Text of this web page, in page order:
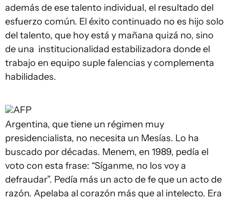
además de ese talento individual, el resultado del
esfuerzo común. El éxito continuado no es hijo solo
del talento, que hoy está y mañana quizá no, sino
de una institucionalidad estabilizadora donde el
trabajo en equipo suple falencias y complementa
habilidades.
AFP
Argentina, que tiene un régimen muy
presidencialista, no necesita un Mesías. Lo ha
buscado por décadas. Menem, en 1989, pedía el
voto con esta frase: “Síganme, no los voy a
defraudar”. Pedía más un acto de fe que un acto de
razón. Apelaba al corazón más que al intelecto. Era